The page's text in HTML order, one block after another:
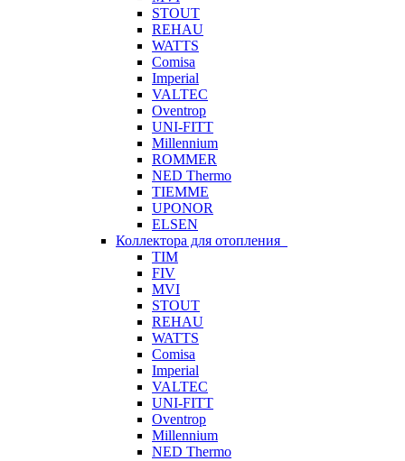
STOUT
REHAU
WATTS
Comisa
Imperial
VALTEC
Oventrop
UNI-FITT
Millennium
ROMMER
NED Thermo
TIEMME
UPONOR
ELSEN
Коллектора для отопления
TIM
FIV
MVI
STOUT
REHAU
WATTS
Comisa
Imperial
VALTEC
UNI-FITT
Oventrop
Millennium
NED Thermo